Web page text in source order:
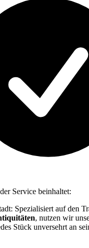
Service beinhaltet:
Spezialisiert auf den
, nutzen wir
Stück unversehrt an